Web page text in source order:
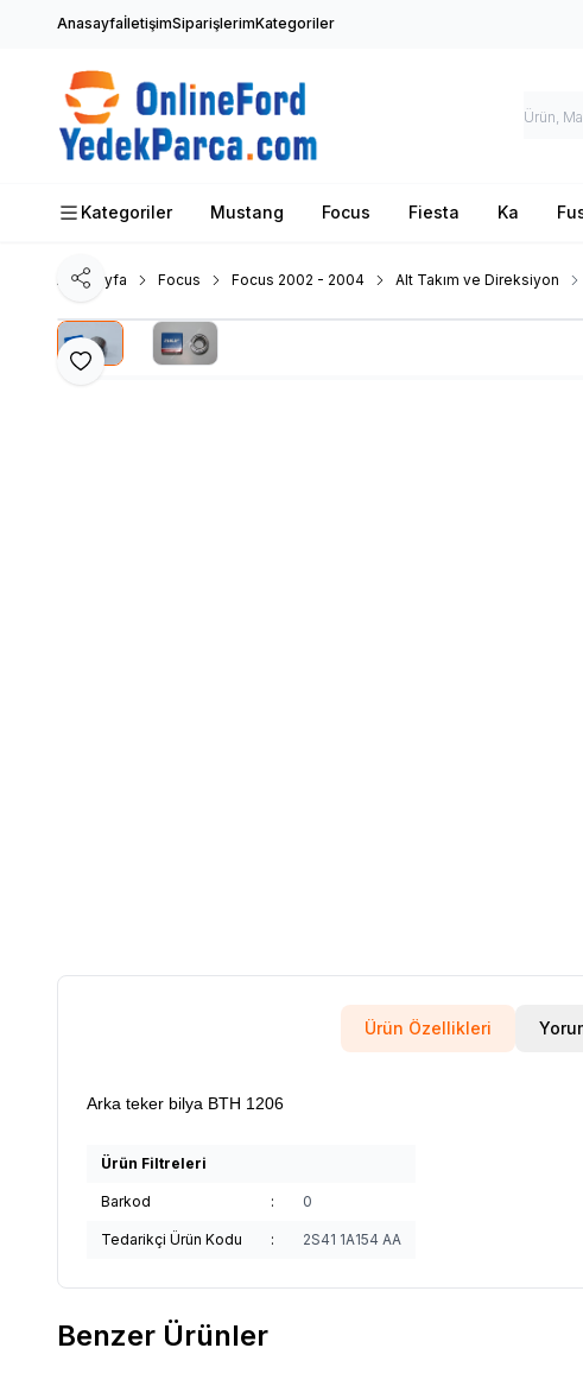
AnasayfaİletişimSiparişlerimKategoriler
Kategoriler Mustang Focus Fiesta Ka
Ana Sayfa Focus Focus 2002 - 2004 Alt Takım ve Direksiyon
Favoriye Ekle
Paylaş
Ürün Özellikleri
Arka teker bilya BTH 1206
Ürün Filtreleri
Barkod : 0
Tedarikçi Ürün Kodu : 2S41 1A154 AA
Benzer Ürünler